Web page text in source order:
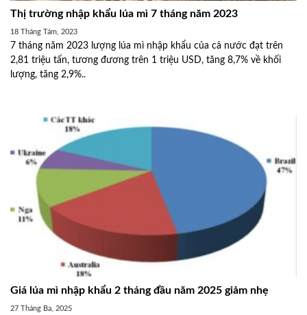
Thị trường nhập khẩu lúa mì 7 tháng năm 2023
18 Tháng Tám, 2023
7 tháng năm 2023 lượng lúa mì nhập khẩu của cả nước đạt trên
2,81 triệu tấn, tương đương trên 1 triệu USD, tăng 8,7% về khối
lượng, tăng 2,9%..
Giá lúa mì nhập khẩu 2 tháng đầu năm 2025 giảm nhẹ
27 Tháng Ba, 2025